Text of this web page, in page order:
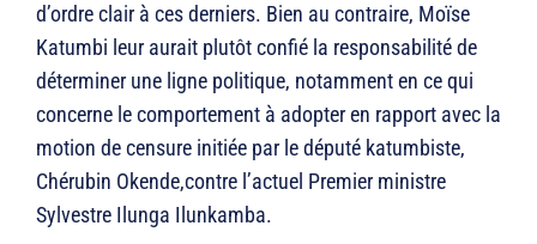
d’ordre clair à ces derniers. Bien au contraire, Moïse
Katumbi leur aurait plutôt confié la responsabilité de
déterminer une ligne politique, notamment en ce qui
concerne le comportement à adopter en rapport avec la
motion de censure initiée par le député katumbiste,
Chérubin Okende,contre l’actuel Premier ministre
Sylvestre Ilunga Ilunkamba.